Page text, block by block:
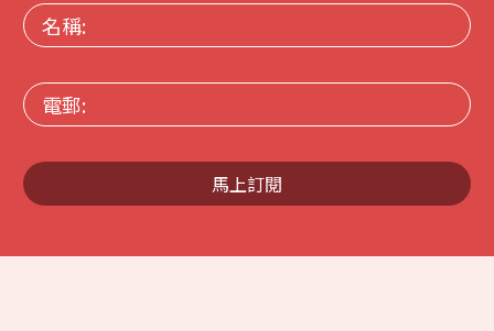
名
稱:
電
郵:
馬上訂閱